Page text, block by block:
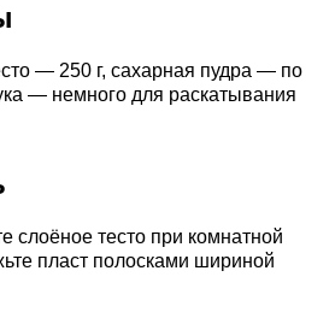
— 250 г, сахарная пудра — по
— немного для раскатывания
слоёное тесто при комнатной
пласт полосками шириной